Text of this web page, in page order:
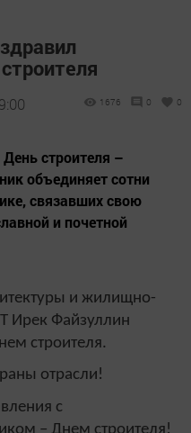
1676 0 0
строителя –
объединяет сотни
связавших свою
и почетной
и жилищно-
Ирек Файзуллин
строителя.
отрасли!
с